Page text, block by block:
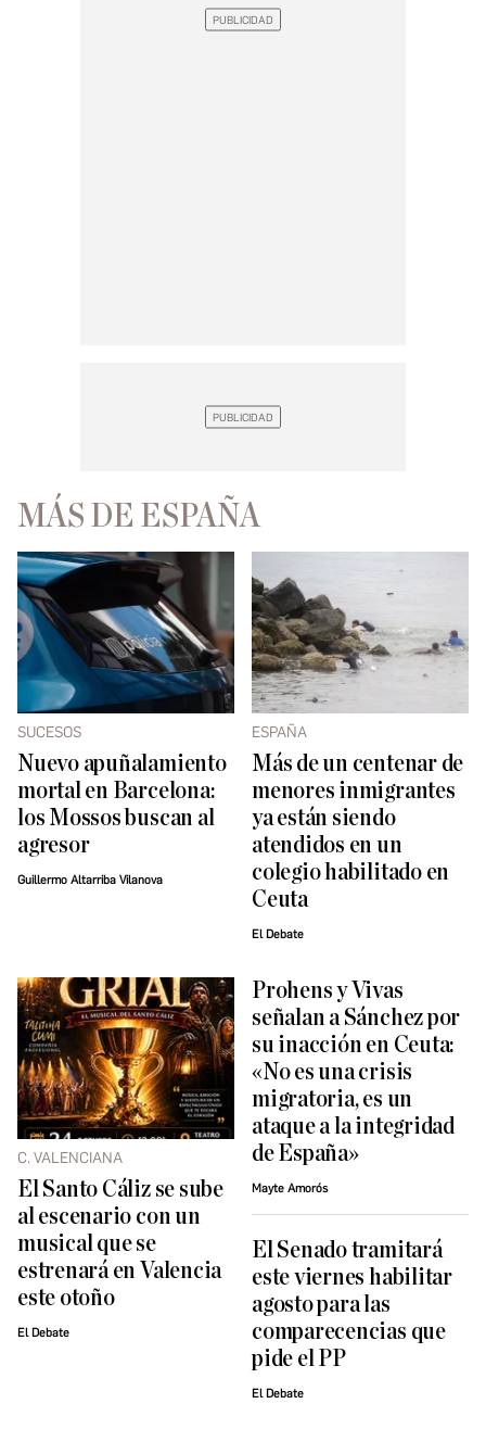
MÁS DE ESPAÑA
SUCESOS
Nuevo apuñalamiento
mortal en Barcelona:
los Mossos buscan al
agresor
Guillermo Altarriba Vilanova
ESPAÑA
Más de un centenar de
menores inmigrantes
ya están siendo
atendidos en un
colegio habilitado en
Ceuta
El Debate
C. VALENCIANA
El Santo Cáliz se sube
al escenario con un
musical que se
estrenará en Valencia
este otoño
El Debate
Prohens y Vivas
señalan a Sánchez por
su inacción en Ceuta:
«No es una crisis
migratoria, es un
ataque a la integridad
de España»
Mayte Amorós
El Senado tramitará
este viernes habilitar
agosto para las
comparecencias que
pide el PP
El Debate